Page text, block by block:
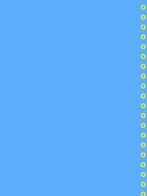
o
o
o
o
o
o
o
o
o
o
o
o
o
o
o
o
o
o
o
o